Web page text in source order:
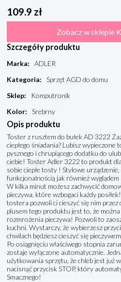
109.9 zł
Zobacz w sklepie
Szczegóły produktu
Marka:
ADLER
Kategoria:
Sprzęt AGD do domu
Sklep:
Komputronik
Kolor: Srebrny
Opis produktu
Toster z rusztem do bułek AD 3222
ciepłego śniadania? Lubisz wypieczone
pysznego i chrupiącego dodatku do
ciebie! Toster Adler 3222 to produkt
sobie ciepłe tosty ! Stylowe
funkcjonalnością jak również
W kilka minut możesz zachwycić
pieczywa, które wzbogaci każdy
tostera pozwoli ci cieszyć się nim przez
plusem tego produktu jest to, że
rozmrożenia pieczywa! Pozwoli to
kuchni. Wystarczy, że wybierzesz
chwilach będziesz cieszyć się
Po osiągnięciu właściwego stopnia
zostaje wyłączone automatycznie.
użytkowania sprzętu, że chleb jest już
nacisnąć przycisk STOP, który
Smacznego!